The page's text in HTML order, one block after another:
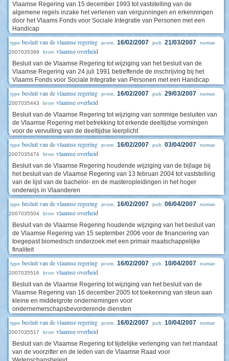
Vlaamse Regering van 15 december 1993 tot vaststelling van de
algemene regels inzake het verlenen van vergunningen en erkenningen
door het Vlaams Fonds voor Sociale Integratie van Personen met een
Handicap
type besluit van de vlaamse regering prom. 16/02/2007 pub. 21/03/2007 numac
2007035399 bron vlaamse overheid
Besluit van de Vlaamse Regering tot wijziging van het besluit van de
Vlaamse Regering van 24 juli 1991 betreffende de inschrijving bij het
Vlaams Fonds voor Sociale Integratie van Personen met een Handicap
type besluit van de vlaamse regering prom. 16/02/2007 pub. 29/03/2007 numac
2007035443 bron vlaamse overheid
Besluit van de Vlaamse Regering tot wijziging van sommige besluiten van
de Vlaamse Regering met betrekking tot erkende deeltijdse vormingen
voor de vervulling van de deeltijdse leerplicht
type besluit van de vlaamse regering prom. 16/02/2007 pub. 03/04/2007 numac
2007035474 bron vlaamse overheid
Besluit van de Vlaamse Regering houdende wijziging van de bijlage bij
het besluit van de Vlaamse Regering van 13 februari 2004 tot vaststelling
van de lijst van de bachelor- en de masteropleidingen in het hoger
onderwijs in Vlaanderen
type besluit van de vlaamse regering prom. 16/02/2007 pub. 06/04/2007 numac
2007035504 bron vlaamse overheid
Besluit van de Vlaamse Regering houdende wijziging van het besluit van
de Vlaamse Regering van 15 september 2006 voor de financiering van
toegepast biomedisch onderzoek met een primair maatschappelijke
finaliteit
type besluit van de vlaamse regering prom. 16/02/2007 pub. 10/04/2007 numac
2007035516 bron vlaamse overheid
Besluit van de Vlaamse Regering tot wijziging van het besluit van de
Vlaamse Regering van 16 december 2005 tot toekenning van steun aan
kleine en middelgrote ondernemingen voor
ondernemerschapsbevorderende diensten
type besluit van de vlaamse regering prom. 16/02/2007 pub. 10/04/2007 numac
2007035517 bron vlaamse overheid
Besluit van de Vlaamse Regering tot tijdelijke verlenging van het mandaat
van de voorzitter en de leden van de Vlaamse Raad voor